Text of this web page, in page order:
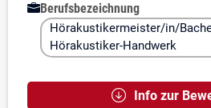
Berufsbezeichnung
Hörakustikermeister/in/
Hörakustiker-Handwerk
Info zur